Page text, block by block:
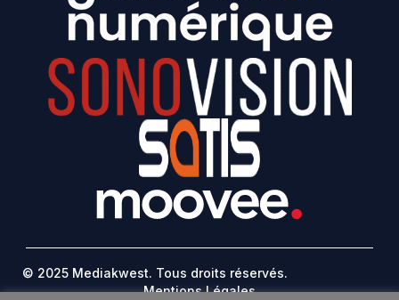
© 2025 Mediakwest. Tous droits réservés.
Mentions Légales